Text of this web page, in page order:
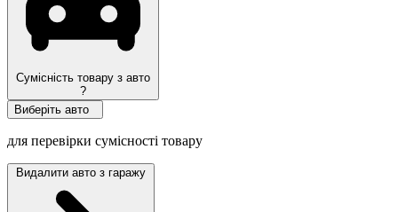
Сумісність товару з авто
?
Виберіть авто
для перевірки сумісності товару
Видалити авто з гаражу